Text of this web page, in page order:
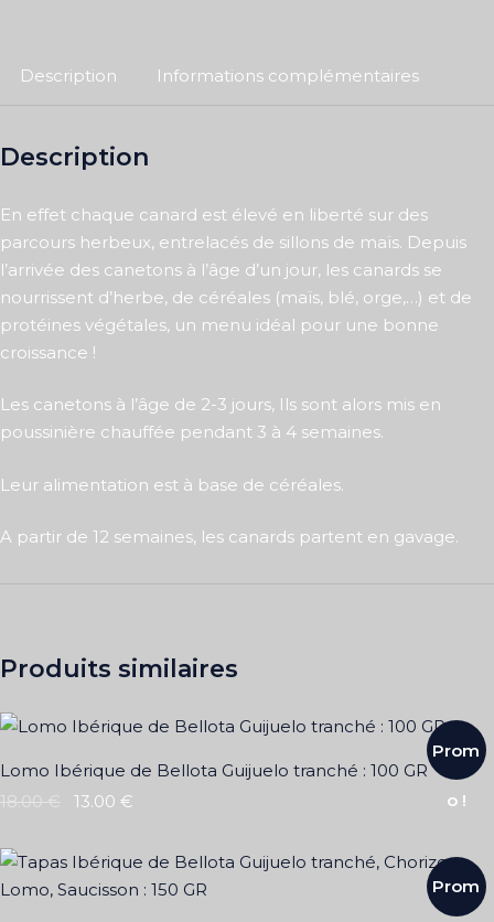
Description Informations complémentaires
Description
En effet chaque canard est élevé en liberté sur des
parcours herbeux, entrelacés de sillons de maïs. Depuis
l’arrivée des canetons à l’âge d’un jour, les canards se
nourrissent d’herbe, de céréales (maïs, blé, orge,…) et de
protéines végétales, un menu idéal pour une bonne
croissance !
Les canetons à l’âge de 2-3 jours, Ils sont alors mis en
poussinière chauffée pendant 3 à 4 semaines.
Leur alimentation est à base de céréales.
A partir de 12 semaines, les canards partent en gavage.
Produits similaires
Prom
o !
Lomo Ibérique de Bellota Guijuelo tranché : 100 GR
18.00€ 13.00 €
Prom